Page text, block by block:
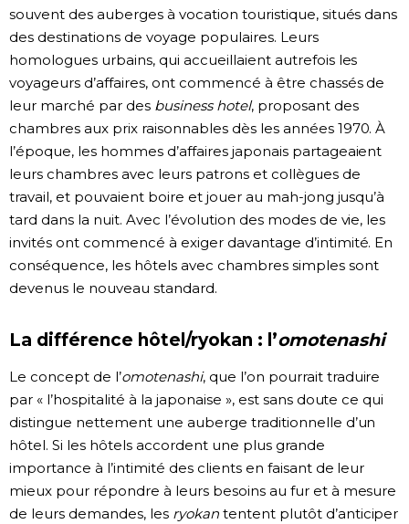
souvent des auberges à vocation touristique, situés dans
des destinations de voyage populaires. Leurs
homologues urbains, qui accueillaient autrefois les
voyageurs d’affaires, ont commencé à être chassés de
leur marché par des business hotel, proposant des
chambres aux prix raisonnables dès les années 1970. À
l’époque, les hommes d’affaires japonais partageaient
leurs chambres avec leurs patrons et collègues de
travail, et pouvaient boire et jouer au mah-jong jusqu’à
tard dans la nuit. Avec l’évolution des modes de vie, les
invités ont commencé à exiger davantage d’intimité. En
conséquence, les hôtels avec chambres simples sont
devenus le nouveau standard.
La différence hôtel/ryokan : l’omotenashi
Le concept de l’omotenashi, que l’on pourrait traduire
par « l’hospitalité à la japonaise », est sans doute ce qui
distingue nettement une auberge traditionnelle d’un
hôtel. Si les hôtels accordent une plus grande
importance à l’intimité des clients en faisant de leur
mieux pour répondre à leurs besoins au fur et à mesure
de leurs demandes, les ryokantentent plutôt d’anticiper